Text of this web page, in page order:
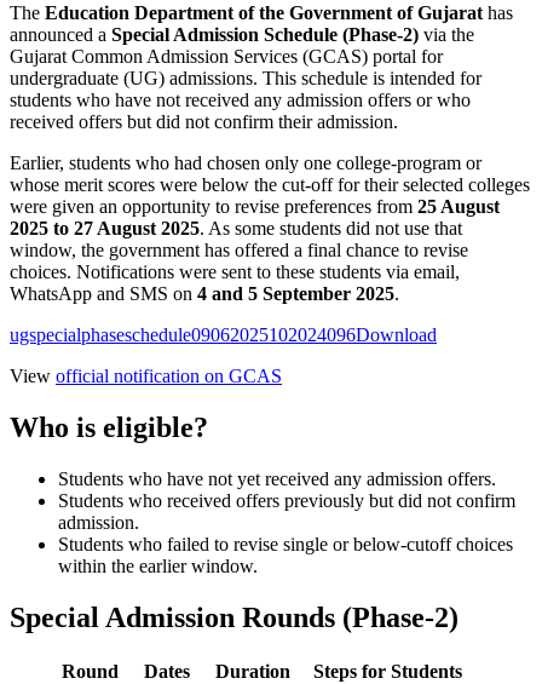
The Education Department of the Government of Gujarat has
announced a Special Admission Schedule (Phase-2) via the
Gujarat Common Admission Services (GCAS) portal for
undergraduate (UG) admissions. This schedule is intended for
students who have not received any admission offers or who
received offers but did not confirm their admission.
Earlier, students who had chosen only one college-program or
whose merit scores were below the cut-off for their selected colleges
were given an opportunity to revise preferences from 25 August
2025 to 27 August 2025. As some students did not use that
window, the government has offered a final chance to revise
choices. Notifications were sent to these students via email,
WhatsApp and SMS on 4 and 5 September 2025.
ugspecialphaseschedule09062025102024096Download
View official notification on GCAS
Who is eligible?
Students who have not yet received any admission offers.
Students who received offers previously but did not confirm
admission.
Students who failed to revise single or below-cutoff choices
within the earlier window.
Special Admission Rounds (Phase-2)
Round Dates Duration Steps for Students